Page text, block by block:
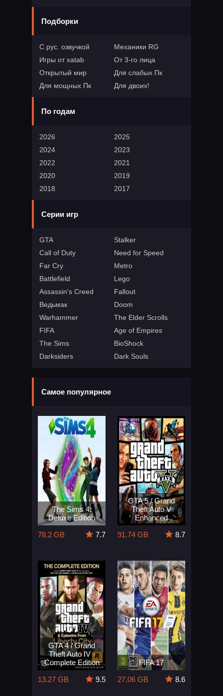
Подборки
С рус. озвучкой
Механики RG
Игры от xatab
От 3-го лица
Открытый мир
Для слабых Пк
Для мощных Пк
Для двоих!
По годам
2026
2025
2024
2023
2022
2021
2020
2019
2018
2017
Серии игр
GTA
Stalker
Call of Duty
Need for Speed
Far Cry
Metro
Battlefield
Lego
Assassin's Creed
Fallout
Ведьмак
Doom
Warhammer
The Elder Scrolls
FIFA
Age of Empires
The Sims
BioShock
Darksiders
Dark Souls
Самое популярное
The Sims 4:
Deluxe Edition
78.2 GB
7.7
GTA 5 / Grand
Theft Auto V
Enhanced
91.74 GB
8.7
GTA 4 / Grand
Theft Auto IV -
Complete Edition
13.27 GB
9.5
FIFA 17
27.06 GB
8.6